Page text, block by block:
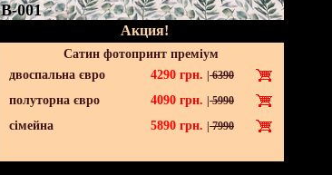
B-001
Акция!
Сатин фотопринт преміум
двоспальна євро
4290 грн. 6390
полуторна євро 4090 грн. 5990
сімейна 5890 грн. 7990